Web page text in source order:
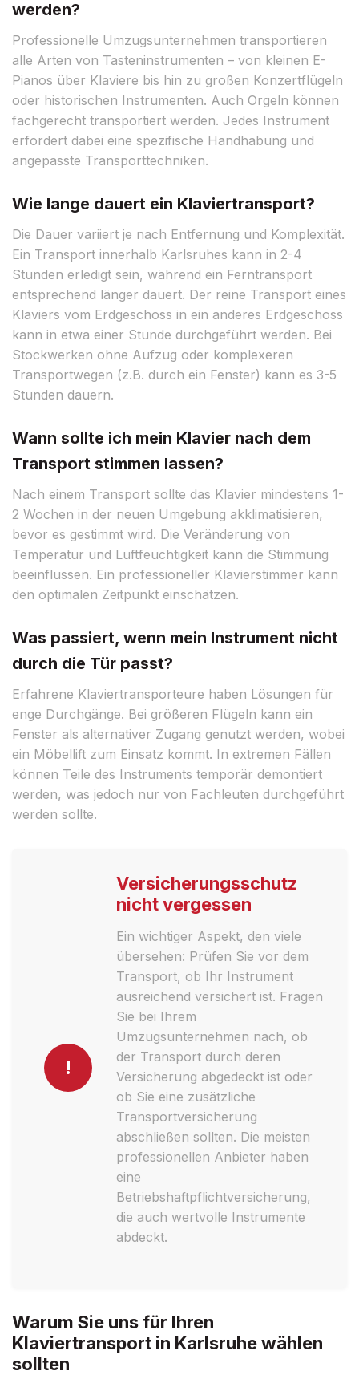
werden?
Professionelle Umzugsunternehmen transportieren
alle Arten von Tasteninstrumenten – von kleinen E-
Pianos über Klaviere bis hin zu großen Konzertflügeln
oder historischen Instrumenten. Auch Orgeln können
fachgerecht transportiert werden. Jedes Instrument
erfordert dabei eine spezifische Handhabung und
angepasste Transporttechniken.
Wie lange dauert ein Klaviertransport?
Die Dauer variiert je nach Entfernung und Komplexität.
Ein Transport innerhalb Karlsruhes kann in 2-4
Stunden erledigt sein, während ein Ferntransport
entsprechend länger dauert. Der reine Transport eines
Klaviers vom Erdgeschoss in ein anderes Erdgeschoss
kann in etwa einer Stunde durchgeführt werden. Bei
Stockwerken ohne Aufzug oder komplexeren
Transportwegen (z.B. durch ein Fenster) kann es 3-5
Stunden dauern.
Wann sollte ich mein Klavier nach dem
Transport stimmen lassen?
Nach einem Transport sollte das Klavier mindestens 1-
2 Wochen in der neuen Umgebung akklimatisieren,
bevor es gestimmt wird. Die Veränderung von
Temperatur und Luftfeuchtigkeit kann die Stimmung
beeinflussen. Ein professioneller Klavierstimmer kann
den optimalen Zeitpunkt einschätzen.
Was passiert, wenn mein Instrument nicht
durch die Tür passt?
Erfahrene Klaviertransporteure haben Lösungen für
enge Durchgänge. Bei größeren Flügeln kann ein
Fenster als alternativer Zugang genutzt werden, wobei
ein Möbellift zum Einsatz kommt. In extremen Fällen
können Teile des Instruments temporär demontiert
werden, was jedoch nur von Fachleuten durchgeführt
werden sollte.
!
Versicherungsschutz
nicht vergessen
Ein wichtiger Aspekt, den viele
übersehen: Prüfen Sie vor dem
Transport, ob Ihr Instrument
ausreichend versichert ist. Fragen
Sie bei Ihrem
Umzugsunternehmen nach, ob
der Transport durch deren
Versicherung abgedeckt ist oder
ob Sie eine zusätzliche
Transportversicherung
abschließen sollten. Die meisten
professionellen Anbieter haben
eine
Betriebshaftpflichtversicherung,
die auch wertvolle Instrumente
abdeckt.
Warum Sie uns für Ihren
Klaviertransport in Karlsruhe wählen
sollten